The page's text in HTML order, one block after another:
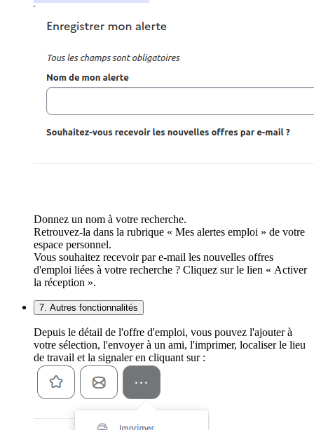
Donnez un nom à votre recherche.
Retrouvez-la dans la rubrique « Mes alertes emploi » de votre
espace personnel.
Vous souhaitez recevoir par e-mail les nouvelles offres
d'emploi liées à votre recherche ? Cliquez sur le lien « Activer
la réception ».
7. Autres fonctionnalités
Depuis le détail de l'offre d'emploi, vous pouvez l'ajouter à
votre sélection, l'envoyer à un ami, l'imprimer, localiser le lieu
de travail et la signaler en cliquant sur :